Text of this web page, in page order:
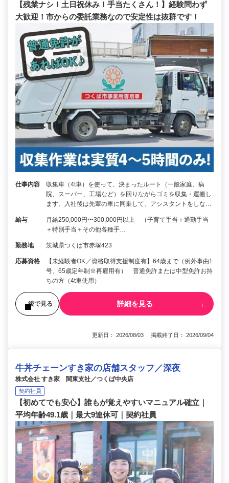
【残業ナシ！土日祝休み！手当たくさん！】経験問わず
大歓迎！市からの委託業務なので安定性は抜群です！
仕事内容
収集車（4t車）を使って、決まったルート（一般家庭、病
院、スーパー、工場など）を回りながらゴミを収集・運搬し
ます。入社後は先輩の車に同乗して、アシスタントをしな…
給与
月給250,000円〜300,000円以上 （子育て手当＋通勤手当
＋特別手当＋その他各種手…
勤務地 茨城県つくば市赤塚423
応募資格
【未経験者OK／資格取得支援制度有】64歳まで（例外事由1
号、65歳定年制※再雇用有） 普通免許または中型免許お持
ちの方（4t車使用）
後で見る 詳細を見る
更新日： 2026/08/03 掲載終了日： 2026/09/04
牛丼チェーンすき家の店舗スタッフ／深夜
株式会社 すき家 関東支社／つくば中央店
契約社員
【初めてでも安心】誰もが覚えやすいマニュアル確立｜
平均年齢49.1歳｜最大9連休可｜契約社員